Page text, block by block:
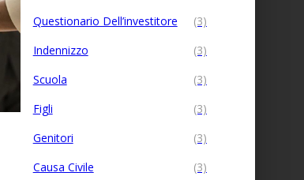
Questionario Dell’investitore
(3)
Indennizzo
(3)
Scuola
(3)
Figli
(3)
Genitori
(3)
Causa Civile
(3)